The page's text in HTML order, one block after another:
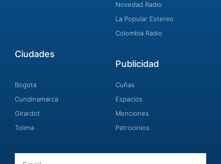
Novedad Radio
La Popular Estereo
Colombia Radio
Ciudades
Bogota
Cundinamarca
Girardot
Tolima
Publicidad
Cuñas
Espacios
Menciones
Patrocinios